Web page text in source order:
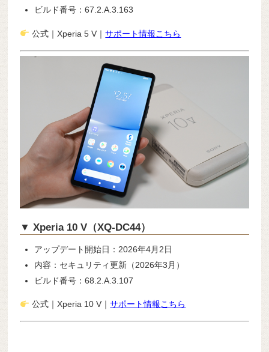
ビルド番号：67.2.A.3.163
公式｜Xperia 5 V｜サポート情報こちら
▼ Xperia 10 V（XQ-DC44）
アップデート開始日：2026年4月2日
内容：セキュリティ更新（2026年3月）
ビルド番号：68.2.A.3.107
公式｜Xperia 10 V｜サポート情報こちら